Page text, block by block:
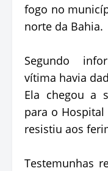
fogo no
norte da Bahia.
Segundo
vítima havia
Ela chegou a
para o Hospital
resistiu aos
Testemunhas